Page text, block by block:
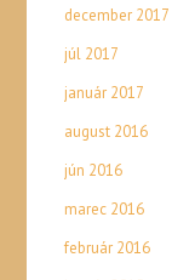
december 2017
júl 2017
január 2017
august 2016
jún 2016
marec 2016
február 2016